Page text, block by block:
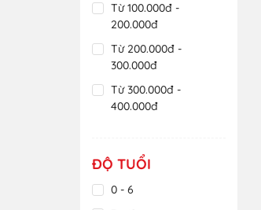
Từ 100.000đ -
200.000đ
Từ 200.000đ -
300.000đ
Từ 300.000đ -
400.000đ
Từ 500.000đ -
600.000đ
ĐỘ TUỔI
0 - 6